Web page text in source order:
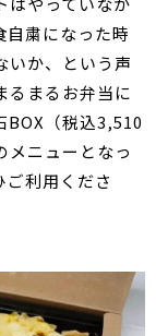
自粛になった時
いか、という声
るまるお弁当に
BOX（税込3,510
メニューとなっ
利用くださ